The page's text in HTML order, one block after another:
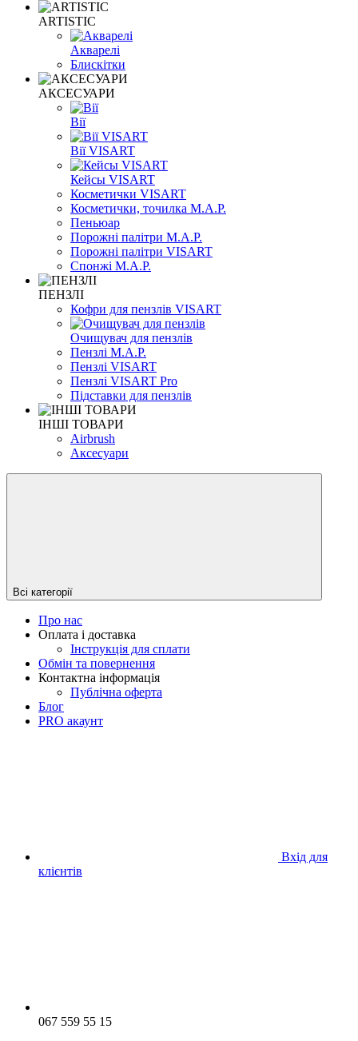
ARTISTIC
Акварелі
Блискітки
АКСЕСУАРИ
Вії
Вії VISART
Кейсы VISART
Косметички VISART
Косметички, точилка M.A.P.
Пеньюар
Порожні палітри M.A.P.
Порожні палітри VISART
Спонжі M.A.P.
ПЕНЗЛІ
Кофри для пензлів VISART
Очищувач для пензлів
Пензлі M.A.P.
Пензлі VISART
Пензлі VISART Pro
Підставки для пензлів
ІНШІ ТОВАРИ
Airbrush
Аксесуари
Всі категорії
Про нас
Оплата і доставка
Інструкція для сплати
Обмін та повернення
Контактна інформація
Публічна оферта
Блог
PRO акаунт
Вхід для
клієнтів
067 559 55 15